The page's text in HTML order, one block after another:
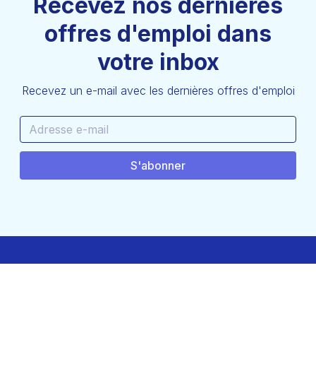
offres d'emploi dans
votre inbox
Recevez un e-mail avec les dernières offres d'emploi